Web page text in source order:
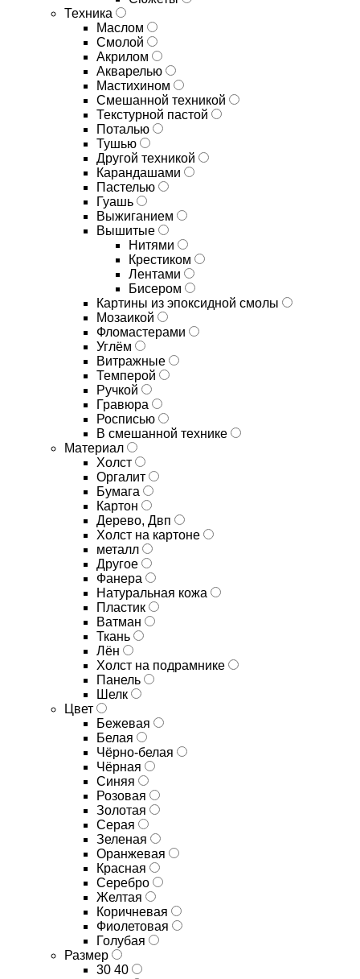
Техника
Маслом
Смолой
Акрилом
Акварелью
Мастихином
Смешанной техникой
Текстурной пастой
Поталью
Тушью
Другой техникой
Карандашами
Пастелью
Гуашь
Выжиганием
Вышитые
Нитями
Крестиком
Лентами
Бисером
Картины из эпоксидной смолы
Мозаикой
Фломастерами
Углём
Витражные
Темперой
Ручкой
Гравюра
Росписью
В смешанной технике
Материал
Холст
Оргалит
Бумага
Картон
Дерево, Двп
Холст на картоне
металл
Другое
Фанера
Натуральная кожа
Пластик
Ватман
Ткань
Лён
Холст на подрамнике
Панель
Шелк
Цвет
Бежевая
Белая
Чёрно-белая
Чёрная
Синяя
Розовая
Золотая
Серая
Зеленая
Оранжевая
Красная
Серебро
Желтая
Коричневая
Фиолетовая
Голубая
Размер
30 40